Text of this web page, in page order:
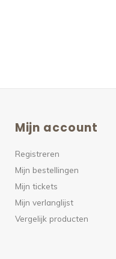
Mijn account
Registreren
Mijn bestellingen
Mijn tickets
Mijn verlanglijst
Vergelijk producten